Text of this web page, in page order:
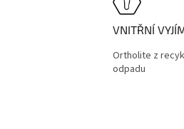
VNITŘNÍ
Ortholite z
odpadu